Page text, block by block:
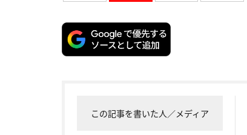
この記事を書いた人／メディア